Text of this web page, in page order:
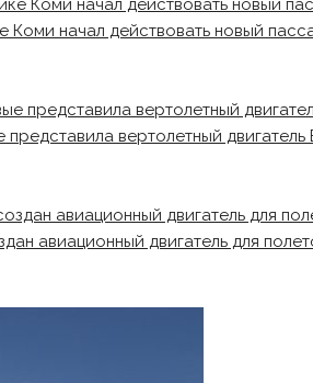
Коми начал действовать новый
вертолетный
авиационный двигатель для